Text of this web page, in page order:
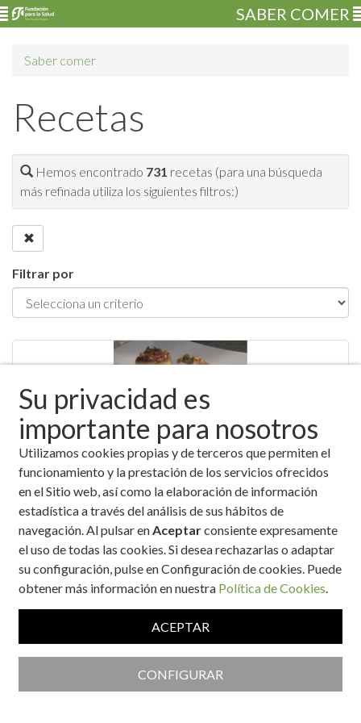
Su privacidad es
importante para nosotros
Utilizamos cookies propias y de terceros que permiten el
funcionamiento y la prestación de los servicios ofrecidos
en el Sitio web, así como la elaboración de información
estadística a través del análisis de sus hábitos de
navegación. Al pulsar enAceptarconsiente expresamente
el uso de todas las cookies. Si desea rechazarlas o adaptar
su configuración, pulse en Configuración de cookies. Puede
obtener más información en nuestra Política de Cookies.
ACEPTAR
CONFIGURAR
SABER COMER
Saber comer
Recetas
Hemos encontrado 731 recetas (para una búsqueda
más refinada utiliza los siguientes filtros:)
Filtrar por
Champiñones rellenos